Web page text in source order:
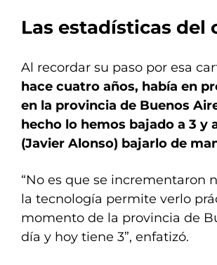
Las estadísticas del
Al recordar su paso por esa
hace cuatro años, había en
en la provincia de Buenos
hecho lo hemos bajado a 3 y
(Javier Alonso) bajarlo de
“No es que se incrementaron
la tecnología permite verlo
momento de la provincia de
día y hoy tiene 3”, enfatizó.